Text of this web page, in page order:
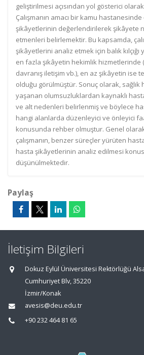
geliştirilmesi açısından yol gösterici
Çalışmanın amacı bir kamu
şikâyetlerinin değerlendirilerek şikâyete
etmenleri belirlemektir. Bu kapsamda,
şikâyetlerini analiz etmek için balık kılçığı
en fazla şikâyetin hekimlik hizmetlerinde
davranış iletişim vb.), en az şikâyetin ise
olduğu görülmüştür. Sonuç olarak,
yaşanan olumsuzluklardan kaynaklı
ve alt nedenleri belirlenmiş ve böylece
hangi alanlarda düzenleyici ve önleyici
konusunda rehber olmuştur. Genel
çalışmanın, benzer süreçler yürüten
hasta şikâyetlerinin analiz edilmesi
düşünülmektedir.
Paylaş
İletişim Bilgileri
Dokuz Eylül Üniversitesi Rektörlüğü
Cumhuriyet Blv, 35220
İzmir/Konak
avesis@deu.edu.tr
+90 232 464 81 65